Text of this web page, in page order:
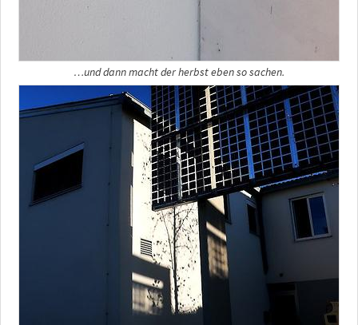
…und dann macht der herbst eben so sachen.